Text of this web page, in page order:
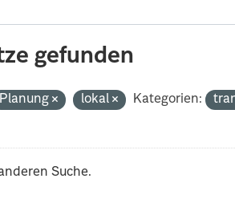
gefunden
Planung lokal Kategorien:
Suche.